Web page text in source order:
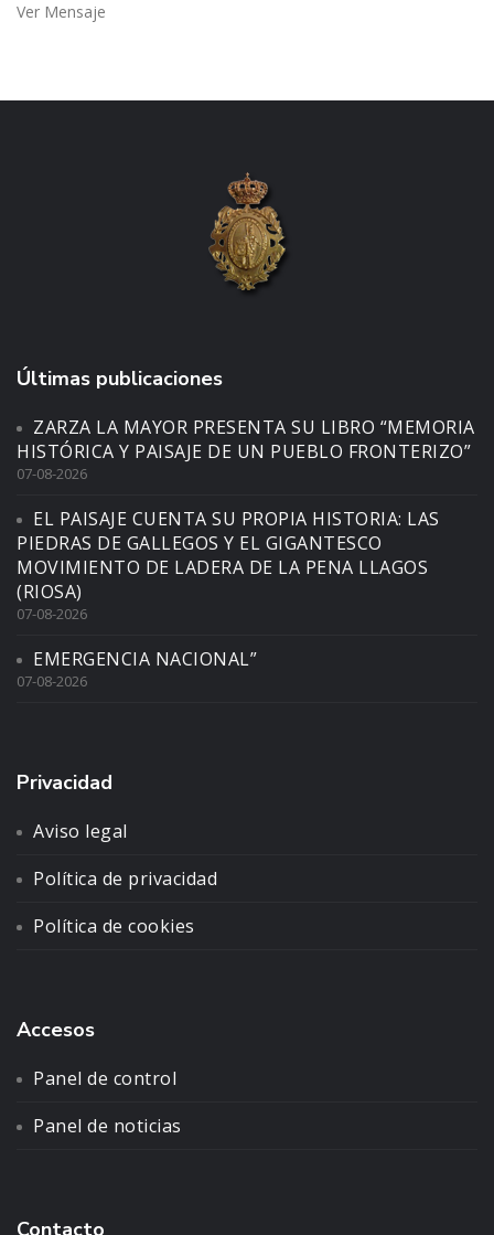
Ver Mensaje
Últimas publicaciones
ZARZA LA MAYOR PRESENTA SU LIBRO “MEMORIA
HISTÓRICA Y PAISAJE DE UN PUEBLO FRONTERIZO”
07-08-2026
EL PAISAJE CUENTA SU PROPIA HISTORIA: LAS
PIEDRAS DE GALLEGOS Y EL GIGANTESCO
MOVIMIENTO DE LADERA DE LA PENA LLAGOS
(RIOSA)
07-08-2026
EMERGENCIA NACIONAL”
07-08-2026
Privacidad
Aviso legal
Política de privacidad
Política de cookies
Accesos
Panel de control
Panel de noticias
Contacto